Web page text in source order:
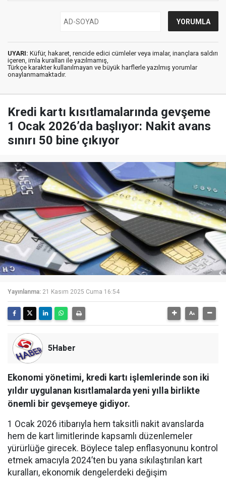
UYARI: Küfür, hakaret, rencide edici cümleler veya imalar, inançlara saldırı
içeren, imla kuralları ile yazılmamış,
Türkçe karakter kullanılmayan ve büyük harflerle yazılmış yorumlar
onaylanmamaktadır.
Kredi kartı kısıtlamalarında gevşeme
1 Ocak 2026’da başlıyor: Nakit avans
sınırı 50 bine çıkıyor
Yayınlanma: 21 Kasım 2025 Cuma 16:54
5Haber
Ekonomi yönetimi, kredi kartı işlemlerinde son iki
yıldır uygulanan kısıtlamalarda yeni yılla birlikte
önemli bir gevşemeye gidiyor.
1 Ocak 2026 itibarıyla hem taksitli nakit avanslarda
hem de kart limitlerinde kapsamlı düzenlemeler
yürürlüğe girecek. Böylece talep enflasyonunu kontrol
etmek amacıyla 2024’ten bu yana sıkılaştırılan kart
kuralları, ekonomik dengelerdeki değişim